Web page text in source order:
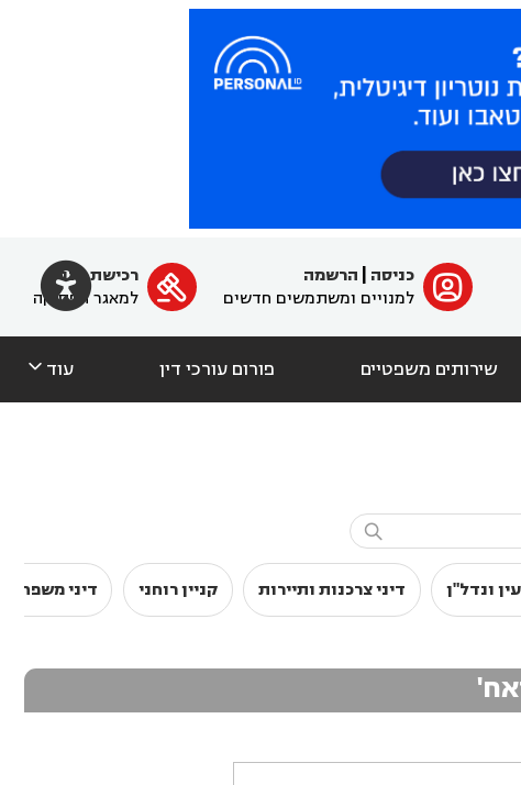
 ﱐ כניסה
הרשמה
למנויים ומשתמשים חדשים

רכישת מנוי
למאגר הפסיקה
שירותים משפטיים פורום עורכי דין עוד 

ונדל"ן דיני צרכנות ותיירות קניין רוחני דיני משפחה